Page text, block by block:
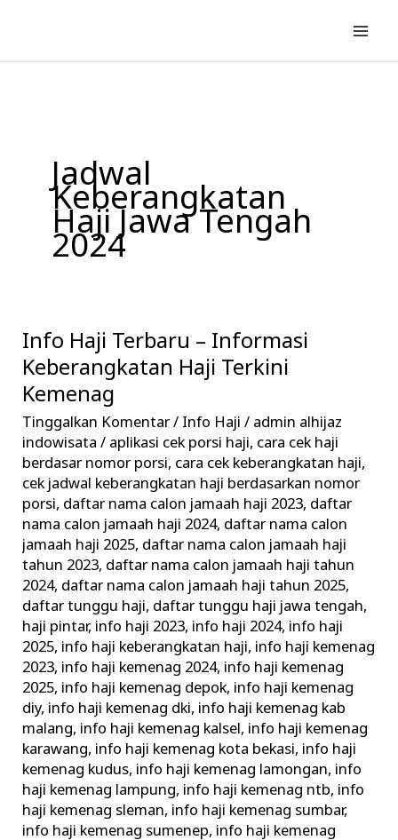
konten
Jadwal
Keberangkatan
Haji Jawa Tengah
2024
Info Haji Terbaru – Informasi
Keberangkatan Haji Terkini
Kemenag
Tinggalkan Komentar/ Info Haji / admin alhijaz
indowisata/ aplikasi cek porsi haji, cara cek haji
berdasar nomor porsi, cara cek keberangkatan haji,
cek jadwal keberangkatan haji berdasarkan nomor
porsi, daftar nama calon jamaah haji 2023, daftar
nama calon jamaah haji 2024, daftar nama calon
jamaah haji 2025, daftar nama calon jamaah haji
tahun 2023, daftar nama calon jamaah haji tahun
2024, daftar nama calon jamaah haji tahun 2025,
daftar tunggu haji, daftar tunggu haji jawa tengah,
haji pintar, info haji 2023, info haji 2024, info haji
2025, info haji keberangkatan haji, info haji kemenag
2023, info haji kemenag 2024, info haji kemenag
2025, info haji kemenag depok, info haji kemenag
diy, info haji kemenag dki, info haji kemenag kab
malang, info haji kemenag kalsel, info haji kemenag
karawang, info haji kemenag kota bekasi, info haji
kemenag kudus, info haji kemenag lamongan, info
haji kemenag lampung, info haji kemenag ntb, info
haji kemenag sleman, info haji kemenag sumbar,
info haji kemenag sumenep, info haji kemenag
Info
Haji
Terbaru
–
Informasi
Keberangkatan
Haji
Terkini
Kemenag